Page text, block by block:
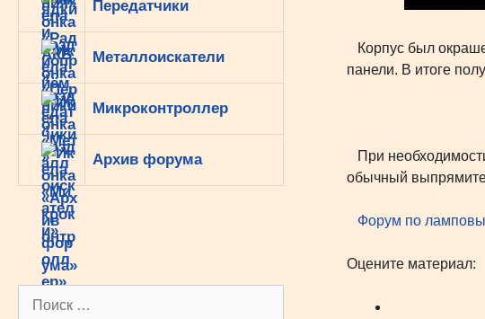
Корпус был
панели. В итоге
При
обычный
Форум по
Оцените материал:
Передатчики
Металлоискатели
Микроконтроллер
Архив форума
Поиск: